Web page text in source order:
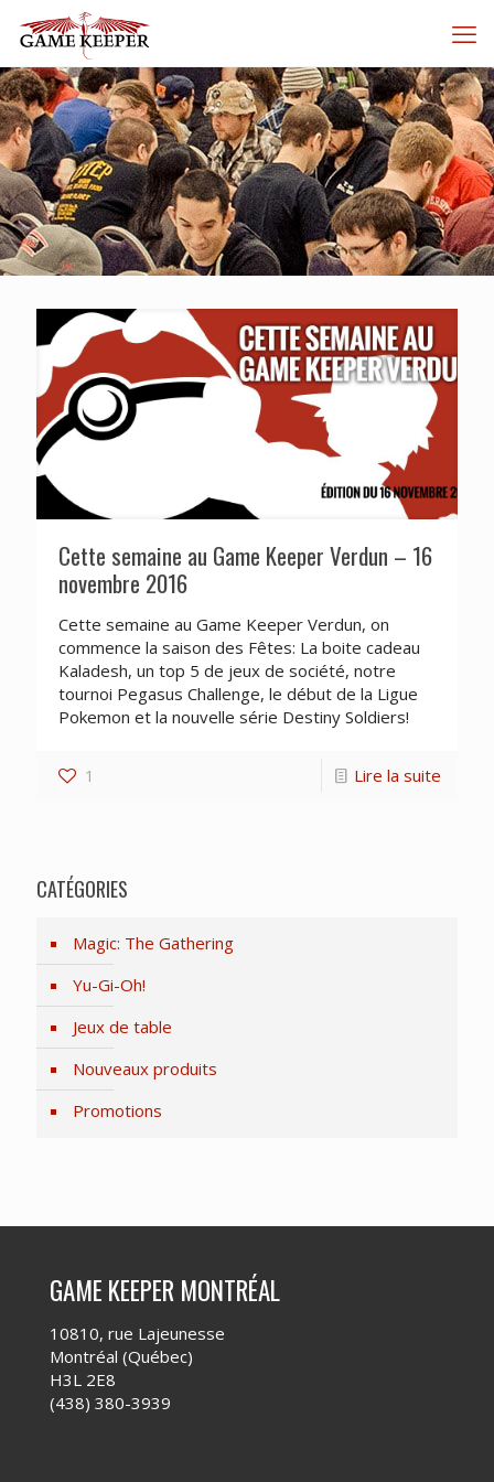
Cette semaine au Game Keeper Verdun – 16
novembre 2016
Cette semaine au Game Keeper Verdun, on
commence la saison des Fêtes: La boite cadeau
Kaladesh, un top 5 de jeux de société, notre
tournoi Pegasus Challenge, le début de la Ligue
Pokemon et la nouvelle série Destiny Soldiers!
1 Lire la suite
CATÉGORIES
Magic: The Gathering
Yu-Gi-Oh!
Jeux de table
Nouveaux produits
Promotions
GAME KEEPER MONTRÉAL
10810, rue Lajeunesse
Montréal (Québec)
H3L 2E8
(438) 380-3939